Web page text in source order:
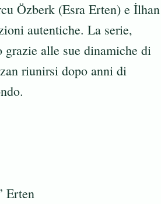
Özberk (Esra Erten) e İlhan
autentiche. La serie,
alle sue dinamiche di
riunirsi dopo anni di
Erten